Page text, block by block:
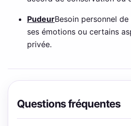
PudeurBesoin personnel
ses émotions ou certains
privée.
Questions fréquentes